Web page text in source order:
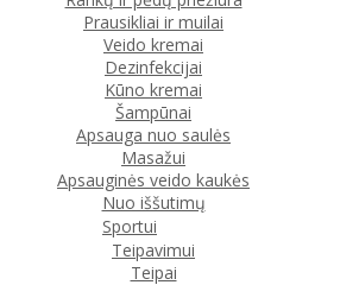
Prausikliai ir muilai
Veido kremai
Dezinfekcijai
Kūno kremai
Šampūnai
Apsauga nuo saulės
Masažui
Apsauginės veido kaukės
Nuo iššutimų
Sportui
Teipavimui
Teipai